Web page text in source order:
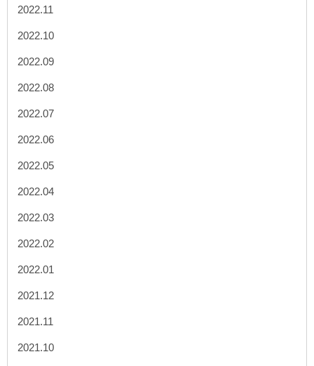
2022.11
2022.10
2022.09
2022.08
2022.07
2022.06
2022.05
2022.04
2022.03
2022.02
2022.01
2021.12
2021.11
2021.10